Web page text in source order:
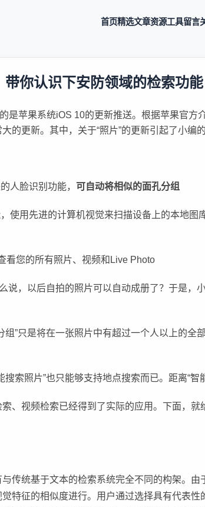
首页精选文章资源工具留言
你认识下安防领域的检索功能
是苹果系统iOS 10的更新推送。根据苹果官方
的更新。其中，关于“照片”的更新引起了小编的
人脸识别功能， 可自动将相似的面孔分组
使用先进的计算机视觉来扫描设备上的本地图库
看您的所有照片、视频和Live Photo
说，以后自拍的照片可以自动成册了？于是，
组”只是将在一张照片中有超过一个人以上的全
索照片”也只能够支持地点搜索而已。距离“智
、视频检索已经得到了实际的应用。下面，就
传统基于文本的检索系统完全不同的构架。由
特征的相似度进行。用户通过选择具有代表性